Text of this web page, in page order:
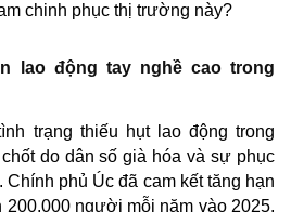
chinh phục thị trường này?
lao động tay nghề cao trong
trạng thiếu hụt lao động trong
do dân số già hóa và sự phục
Chính phủ Úc đã cam kết tăng hạn
người mỗi năm vào 2025,